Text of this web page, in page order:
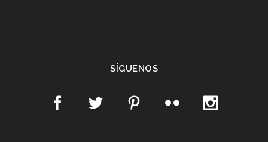
SÍGUENOS